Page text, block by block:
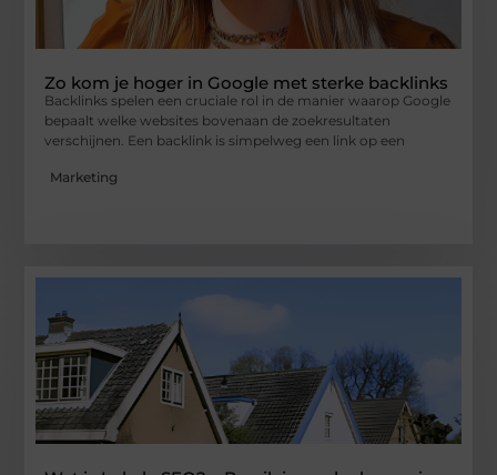
Zo kom je hoger in Google met sterke backlinks
Backlinks spelen een cruciale rol in de manier waarop Google
bepaalt welke websites bovenaan de zoekresultaten
verschijnen. Een backlink is simpelweg een link op een
Marketing